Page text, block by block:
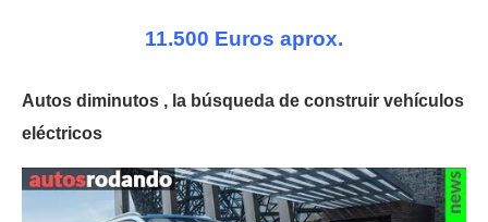
11.500 Euros aprox.
Autos diminutos , la búsqueda de construir vehículos
eléctricos